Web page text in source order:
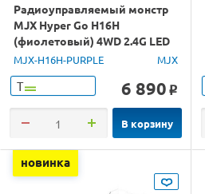
Радиоуправляемый монстр
MJX Hyper Go H16H
(фиолетовый) 4WD 2.4G LED
GPS 1/16 RTR
MJX-H16H-PURPLE MJX
Т 6 890 o
В корзину
новинка